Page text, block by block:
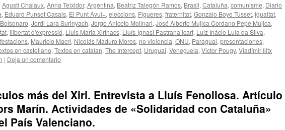
Agusti Chalaux, Anna Teixidor, Argentina, Beatriz Talegón Ramos, Brasil, Cataluña, comunisme, Diario
, Eduard Punset Casals, El Punt Avui+, eleccions, Figueres, fraternitat, Gonzalo Boye Tusset, igualtat,
, Jordi Lara Surinyach, Jorge Aniceto Molinari, José Alberto Mujica Cordano Pepe Mujica,
, llibertat d'expressió, Lluis Maria Xirinacs, Lluís-Ignasi Pastrana Icart, Luiz Inácio Lula da Silva,
, Mauricio Macri, Nicolás Maduro Moros, no violencia, ONU, Paraguai, presentaciones,
en castellano, Textos en catalan, The Intercept, Uruguai, Veneçuela, Victor Pougy, Vladímir Ilitx
| Deja un comentario
más del Xiri. Entrevista a Lluís Fenollosa. Artículo
Marín. Actividades de «Solidaridad con Cataluña»
País Valenciano.